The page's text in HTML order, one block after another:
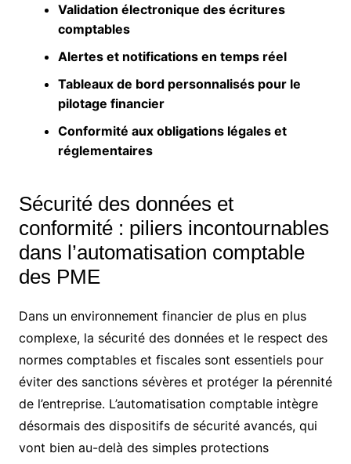
Validation électronique des écritures
comptables
Alertes et notifications en temps réel
Tableaux de bord personnalisés pour le
pilotage financier
Conformité aux obligations légales et
réglementaires
Sécurité des données et
conformité : piliers incontournables
dans l’automatisation comptable
des PME
Dans un environnement financier de plus en plus
complexe, la sécurité des données et le respect des
normes comptables et fiscales sont essentiels pour
éviter des sanctions sévères et protéger la pérennité
de l’entreprise. L’automatisation comptable intègre
désormais des dispositifs de sécurité avancés, qui
vont bien au-delà des simples protections